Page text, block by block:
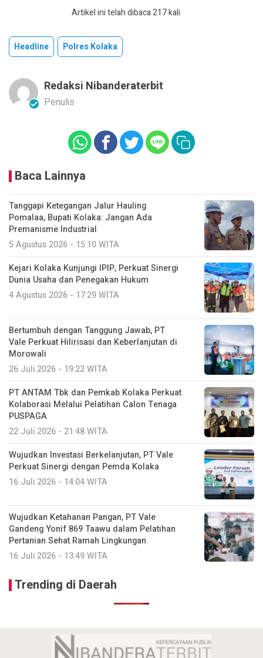
Artikel ini telah dibaca 217 kali
Headline Polres Kolaka
Redaksi Nibanderaterbit
Penulis
Baca Lainnya
Tanggapi Ketegangan Jalur Hauling
Pomalaa, Bupati Kolaka: Jangan Ada
Premanisme Industrial
5 Agustus 2026 - 15:10 WITA
Kejari Kolaka Kunjungi IPIP, Perkuat Sinergi
Dunia Usaha dan Penegakan Hukum
4 Agustus 2026 - 17:29 WITA
Bertumbuh dengan Tanggung Jawab, PT
Vale Perkuat Hilirisasi dan Keberlanjutan di
Morowali
26 Juli 2026 - 19:22 WITA
PT ANTAM Tbk dan Pemkab Kolaka Perkuat
Kolaborasi Melalui Pelatihan Calon Tenaga
PUSPAGA
22 Juli 2026 - 21:48 WITA
Wujudkan Investasi Berkelanjutan, PT Vale
Perkuat Sinergi dengan Pemda Kolaka
16 Juli 2026 - 14:04 WITA
Wujudkan Ketahanan Pangan, PT Vale
Gandeng Yonif 869 Taawu dalam Pelatihan
Pertanian Sehat Ramah Lingkungan
16 Juli 2026 - 13:49 WITA
Trending di Daerah